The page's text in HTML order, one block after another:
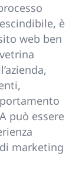
è
web ben
può essere
marketing